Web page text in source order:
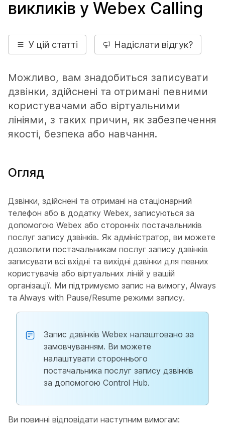
викликів у Webex Calling
У цій статті Надіслати відгук?
Можливо, вам знадобиться записувати
дзвінки, здійснені та отримані певними
користувачами або віртуальними
лініями, з таких причин, як забезпечення
якості, безпека або навчання.
Огляд
Дзвінки, здійснені та отримані на стаціонарний
телефон або в додатку Webex, записуються за
допомогою Webex або сторонніх постачальників
послуг запису дзвінків. Як адміністратор, ви можете
дозволити постачальникам послуг запису дзвінків
записувати всі вхідні та вихідні дзвінки для певних
користувачів або віртуальних ліній у вашій
організації. Ми підтримуємо запис на вимогу, Always
та Always with Pause/Resume режими запису.
Запис дзвінків Webex налаштовано за
замовчуванням. Ви можете
налаштувати стороннього
постачальника послуг запису дзвінків
за допомогою Control Hub.
Ви повинні відповідати наступним вимогам: